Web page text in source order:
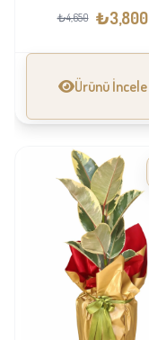
₺4,650 ₺3,800
Ürünü İncele